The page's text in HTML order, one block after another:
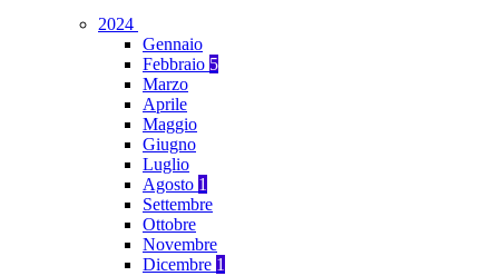
2024
Gennaio
Febbraio 5
Marzo
Aprile
Maggio
Giugno
Luglio
Agosto 1
Settembre
Ottobre
Novembre
Dicembre 1